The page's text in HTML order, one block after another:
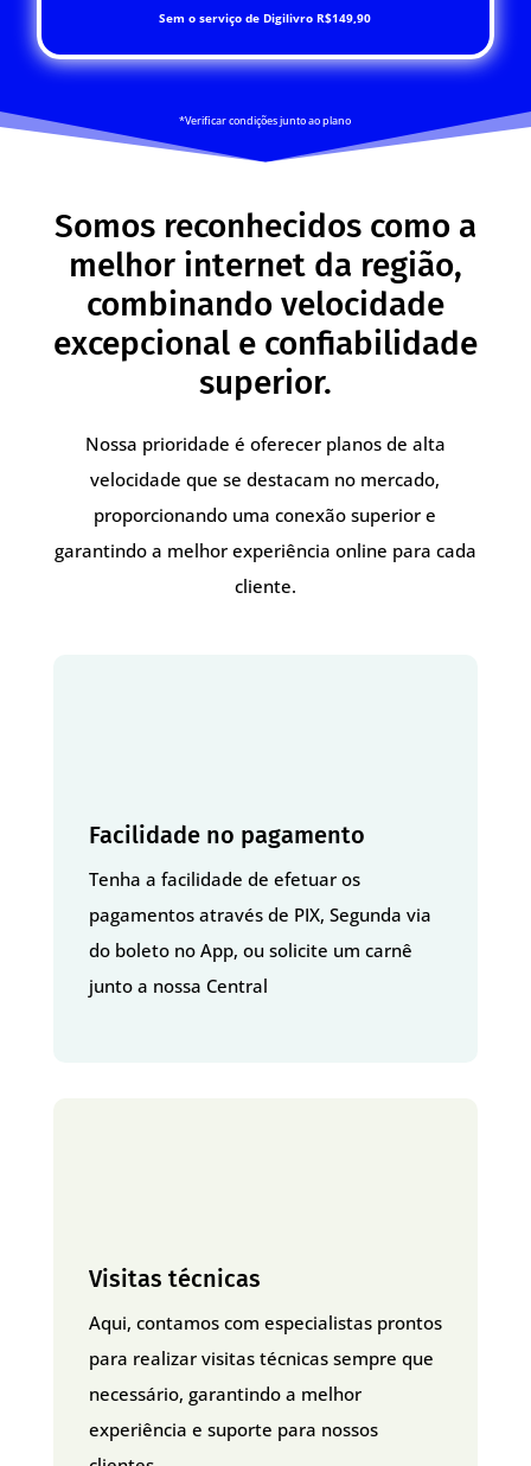
Sem o serviço de Digilivro R$149,90
*Verificar condições junto ao plano
Somos reconhecidos como a
melhor internet da região,
combinando velocidade
excepcional e confiabilidade
superior.
Nossa prioridade é oferecer planos de alta
velocidade que se destacam no mercado,
proporcionando uma conexão superior e
garantindo a melhor experiência online para cada
cliente.
Facilidade no pagamento
Tenha a facilidade de efetuar os
pagamentos através de PIX, Segunda via
do boleto no App, ou solicite um carnê
junto a nossa Central
Visitas técnicas
Aqui, contamos com especialistas prontos
para realizar visitas técnicas sempre que
necessário, garantindo a melhor
experiência e suporte para nossos